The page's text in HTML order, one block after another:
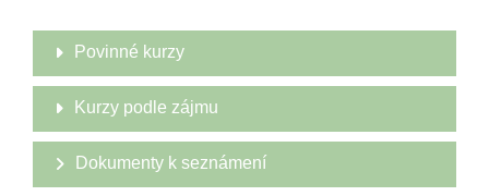
Povinné kurzy
Kurzy podle zájmu
Dokumenty k seznámení